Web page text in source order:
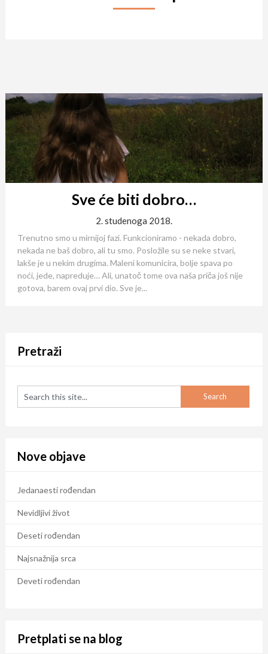
Sve će biti dobro…
2. studenoga 2018.
Trenutno smo u mirnijoj fazi. Funkcioniramo - nekada dobro,
nekada ne baš dobro, ali tu smo. Posložile su se neke stvari,
lakše je u nekim drugima. Maleni komunicira, bolje spava po
noći, jede, napreduje… Ali, unatoč tome ova naša priča još nije
gotova, barem ovaj prvi dio. Sve je...
Pretraži
Nove objave
Jedanaesti rođendan
Nevidljivi život
Deseti rođendan
Najsnažnija srca
Deveti rođendan
Pretplati se na blog